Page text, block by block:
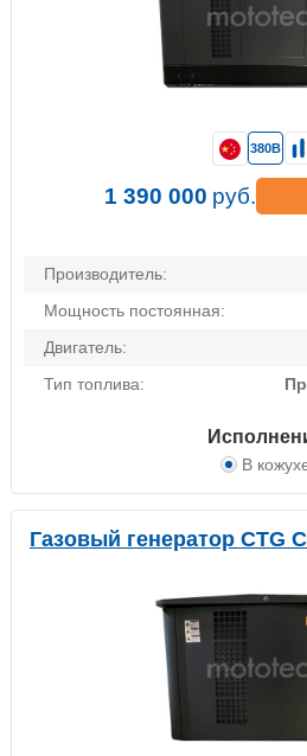
Производитель:
Мощность постоянная:
Двигатель:
Тип топлива:
В
380В
1 390 000 руб.
Газовый генератор CTG